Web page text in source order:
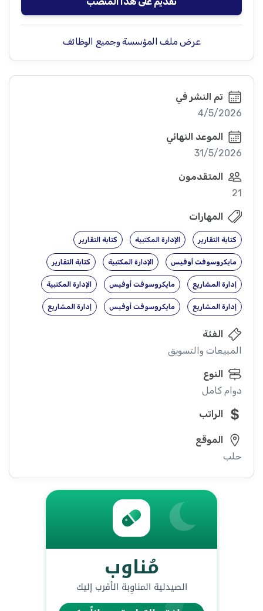
عرض ملف المؤسسة وجميع الوظائف
تم النشر في
4/5/2026
الموعد النهائي
31/5/2026
المتقدمون
21
المهارات
كتابة التقارير الإدارة المكتبية كتابة التقارير
مايكروسوفت أوفيس الإدارة المكتبية كتابة التقارير
إدارة المشاريع مايكروسوفت أوفيس الإدارة المكتبية
إدارة المشاريع مايكروسوفت أوفيس إدارة المشاريع
الفئة
المبيعات والتسويق
النوع
دوام كامل
الراتب
الموقع
حلب